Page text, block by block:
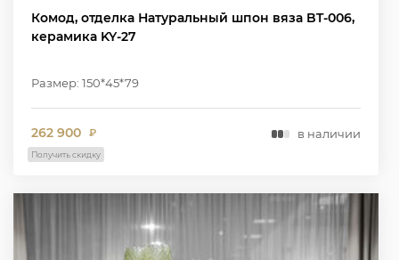
Комод, отделка Натуральный шпон вяза BT-006,
керамика KY-27
Размер: 150*45*79
262 900 ₽ в наличии
Получить скидку